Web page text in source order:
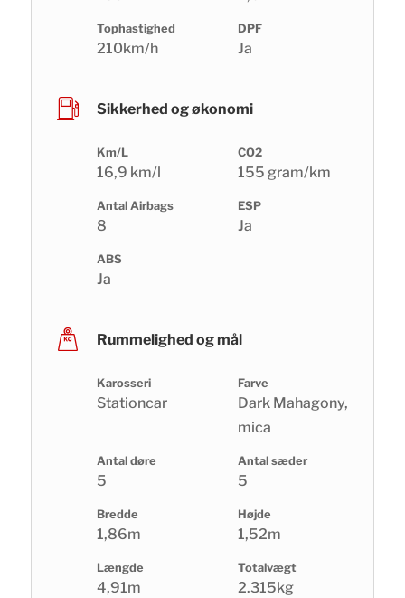
Tophastighed
210km/h
DPF
Ja
Sikkerhed og økonomi
Km/L
16,9 km/l
CO2
155 gram/km
Antal Airbags
8
ESP
Ja
ABS
Ja
Rummelighed og mål
Karosseri
Stationcar
Farve
Dark Mahagony,
mica
Antal døre
5
Antal sæder
5
Bredde
1,86m
Højde
1,52m
Længde
4,91m
Totalvægt
2.315kg